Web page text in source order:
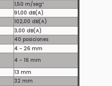
1,50 m/seg²
91,00 dB(A)
102,00 dB(A)
3,00 dB(A)
40 posiciones
4 - 26 mm
4 - 16 mm
13 mm
32 mm